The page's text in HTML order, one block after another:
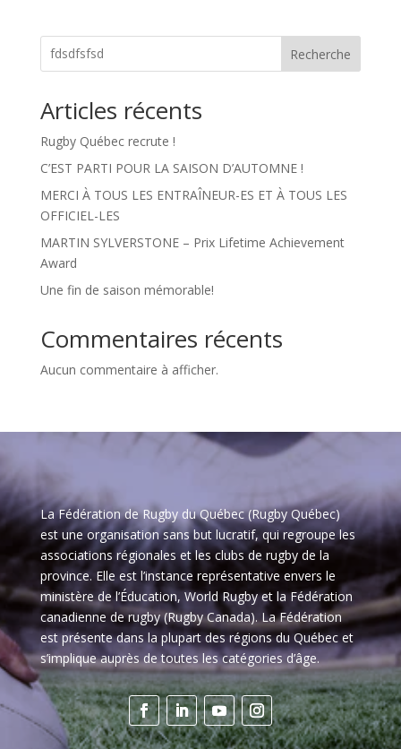
Recherche
Articles récents
Rugby Québec recrute !
C’EST PARTI POUR LA SAISON D’AUTOMNE !
MERCI À TOUS LES ENTRAÎNEUR-ES ET À TOUS LES
OFFICIEL-LES
MARTIN SYLVERSTONE – Prix Lifetime Achievement
Award
Une fin de saison mémorable!
Commentaires récents
Aucun commentaire à afficher.
La Fédération de Rugby du Québec (Rugby Québec)
est une organisation sans but lucratif, qui regroupe les
associations régionales et les clubs de rugby de la
province. Elle est l’instance représentative envers le
ministère de l’Éducation, World Rugby et la Fédération
canadienne de rugby (Rugby Canada). La Fédération
est présente dans la plupart des régions du Québec et
s’implique auprès de toutes les catégories d’âge.